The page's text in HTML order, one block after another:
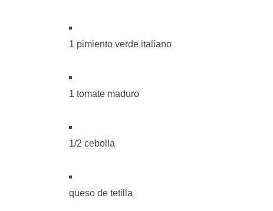
1 pimiento verde italiano
1 tomate maduro
1/2 cebolla
queso de tetilla